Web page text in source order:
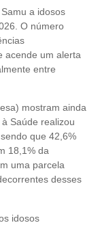
a idosos
O número
acende um alerta
entre
mostram ainda
Saúde realizou
que 42,6%
18,1% da
uma parcela
desses
idosos